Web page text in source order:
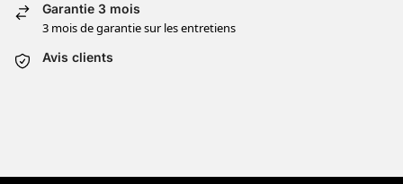
Garantie 3 mois
3 mois de garantie sur les entretiens
Avis clients